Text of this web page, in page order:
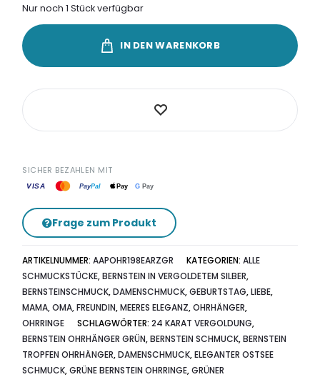
Nur noch 1 Stück verfügbar
IN DEN WARENKORB
SICHER BEZAHLEN MIT
VISA PayPal Pay G Pay
Frage zum Produkt
ARTIKELNUMMER:AAPOHR198EARZGR KATEGORIEN:ALLE
SCHMUCKSTÜCKE,BERNSTEIN IN VERGOLDETEM SILBER,
BERNSTEINSCHMUCK,DAMENSCHMUCK,GEBURTSTAG,LIEBE,
MAMA, OMA, FREUNDIN,MEERES ELEGANZ,OHRHÄNGER,
OHRRINGE
SCHLAGWÖRTER:24 KARAT VERGOLDUNG,
BERNSTEIN OHRHÄNGER GRÜN,BERNSTEIN SCHMUCK,BERNSTEIN
TROPFEN OHRHÄNGER,DAMENSCHMUCK,ELEGANTER OSTSEE
SCHMUCK,GRÜNE BERNSTEIN OHRRINGE,GRÜNER